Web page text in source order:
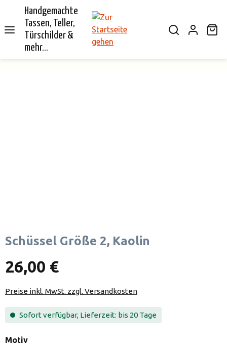
springen
Handgemachte
Tassen, Teller,
Türschilder &
mehr...
Schüssel Größe 2, Kaolin
26,00 €
Preise inkl. MwSt. zzgl. Versandkosten
Sofort verfügbar, Lieferzeit: bis 20 Tage
Motivauswählen